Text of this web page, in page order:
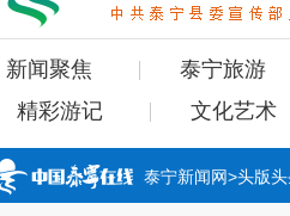
新闻聚焦 泰宁旅游
精彩游记
文化艺术
泰宁新闻网>头版头